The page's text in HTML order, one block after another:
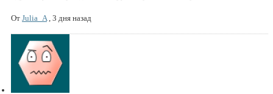
От Julia_A, 3 дня назад